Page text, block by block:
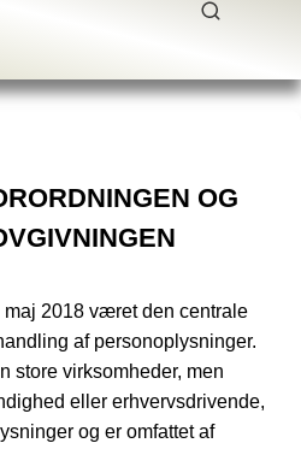
OG
2018 været den centrale
af personoplysninger.
store virksomheder, men
eller erhvervsdrivende,
og er omfattet af